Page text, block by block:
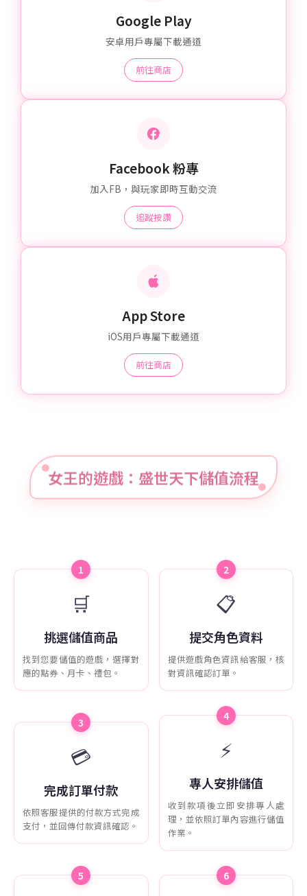
Google Play
安卓用戶專屬下載通道
前往商店
Facebook 粉專
加入FB，與玩家即時互動交流
追蹤按讚
App Store
iOS用戶專屬下載通道
前往商店
女王的遊戲：盛世天下儲值流程
1
🛒
挑選儲值商品
找到您要儲值的遊戲，選擇對
應的點券、月卡、禮包。
2
📋
提交角色資料
提供遊戲角色資訊給客服，核
對資訊確認訂單。
3
💳
完成訂單付款
依照客服提供的付款方式完成
支付，並回傳付款資訊確認。
4
⚡
專人安排儲值
收到款項後立即安排專人處
理，並依照訂單內容進行儲值
作業。
5 6